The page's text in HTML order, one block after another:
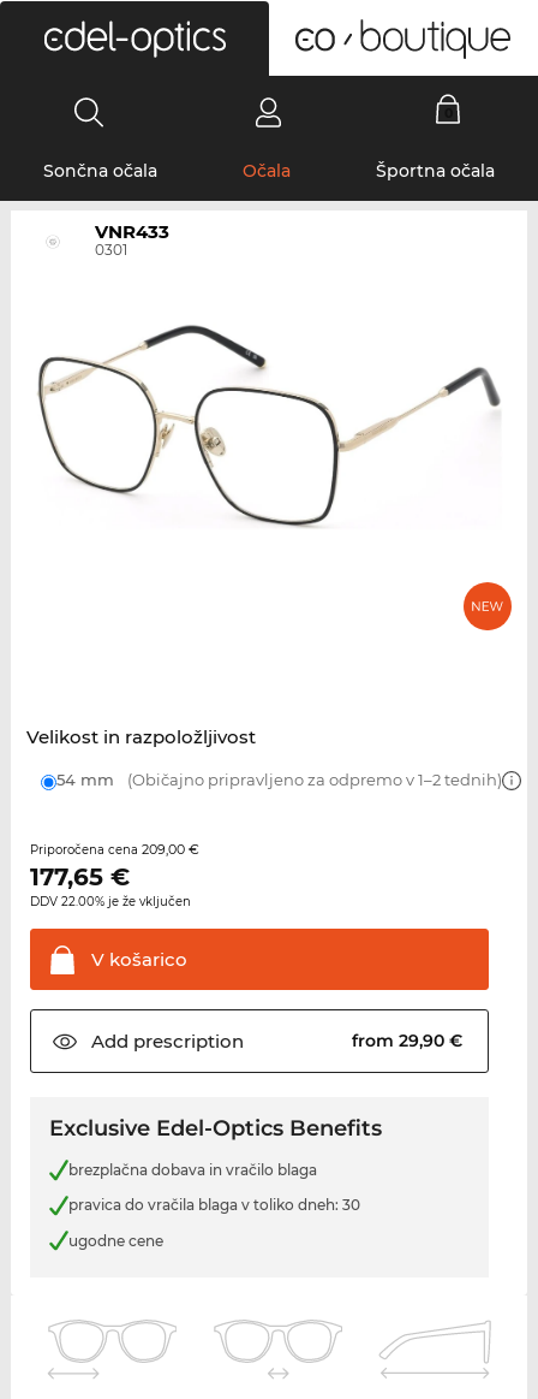
Sončna očala Očala Športna očala
VNR433
0301
Velikost in razpoložljivost
54 mm (Običajno pripravljeno za odpremo v 1–2 tednih)
Priporočena cena 209,00 €
177,65€
DDV 22.00% je že vključen
Vkošarico
Add prescription from 29,90 €
Exclusive Edel-Optics Benefits
brezplačna dobava in vračilo blaga
pravica do vračila blaga v toliko dneh: 30
ugodne cene